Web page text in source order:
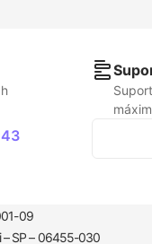
09
– SP – 06455-030